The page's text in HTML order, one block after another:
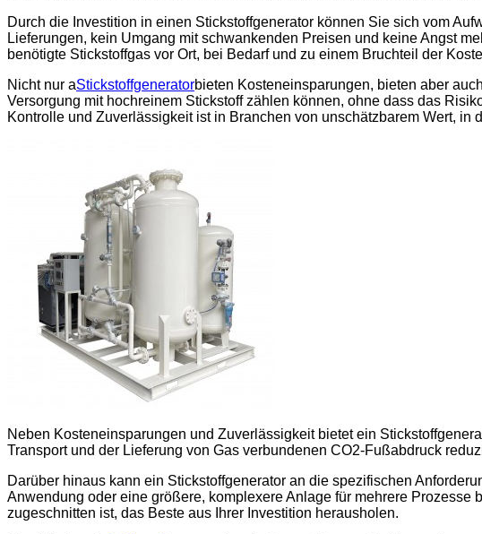
Durch die Investition in einen Stickstoffgenerator können Sie sich vom
Lieferungen, kein Umgang mit schwankenden Preisen und keine Angst
benötigte Stickstoffgas vor Ort, bei Bedarf und zu einem Bruchteil der
Nicht nur aStickstoffgeneratorbieten Kosteneinsparungen, bieten aber
Versorgung mit hochreinem Stickstoff zählen können, ohne dass das
Kontrolle und Zuverlässigkeit ist in Branchen von unschätzbarem Wert,
Neben Kosteneinsparungen und Zuverlässigkeit bietet ein
Transport und der Lieferung von Gas verbundenen CO2-Fußabdruck
Darüber hinaus kann ein Stickstoffgenerator an die spezifischen
Anwendung oder eine größere, komplexere Anlage für mehrere
zugeschnitten ist, das Beste aus Ihrer Investition herausholen.